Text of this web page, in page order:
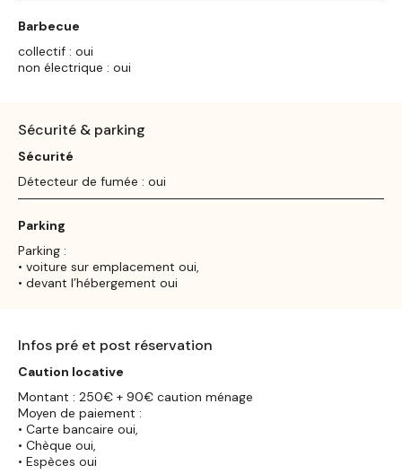
Barbecue
collectif : oui
non électrique : oui
Sécurité & parking
Sécurité
Détecteur de fumée : oui
Parking
Parking :
• voiture sur emplacement oui,
• devant l’hébergement oui
Infos pré et post réservation
Caution locative
Montant : 250€ + 90€ caution ménage
Moyen de paiement :
• Carte bancaire oui,
• Chèque oui,
• Espèces oui